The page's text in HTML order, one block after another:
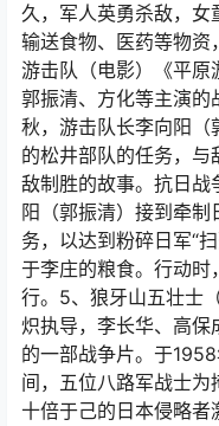
久，军人英勇杀敌，女
输送食物、医药等物
游击队（电影）《平原
郭振清、方化等主演
秋，游击队长李向阳（
的松井部队的任务，
敌制胜的故事。抗日
阳（郭振清）接到牵
务，以达到粉碎日军“
于李庄的粮食。行动时
行。5、狼牙山五壮士
炽执导，李长华、高保
的一部战争片。于
间，五位八路军战士
十倍于己的日本侵略者